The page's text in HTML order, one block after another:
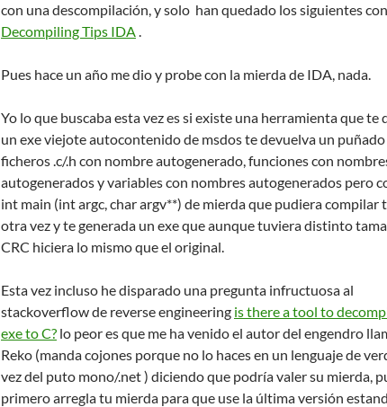
con una descompilación, y solo han quedado los siguientes
Decompiling Tips IDA.
Pues hace un año me dio y probe con la mierda de IDA, nada.
Yo lo que buscaba esta vez es si existe una herramienta que te
un exe viejote autocontenido de msdos te devuelva un
ficheros .c/.h con nombre autogenerado, funciones con
autogenerados y variables con nombres autogenerados pero
int main (int argc, char argv**) de mierda que pudiera compilar
otra vez y te generada un exe que aunque tuviera distinto
CRC hiciera lo mismo que el original.
Esta vez incluso he disparado una pregunta infructuosa al
stackoverflow de reverse engineering is there a tool to
exe to C? lo peor es que me ha venido el autor del engendro
Reko (manda cojones porque no lo haces en un lenguaje de
vez del puto mono/.net ) diciendo que podría valer su mierda,
primero arregla tu mierda para que use la última versión